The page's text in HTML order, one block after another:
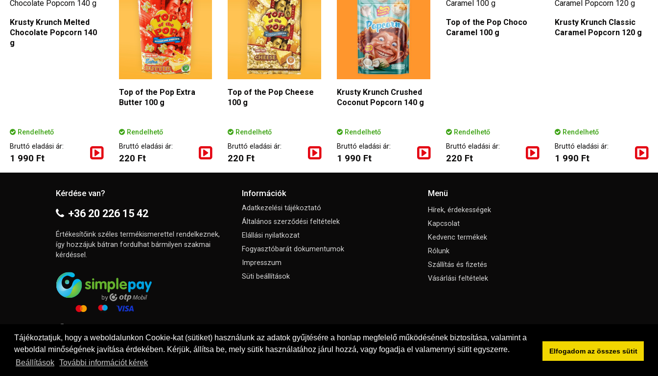
Tájékoztatjuk, hogy a weboldalunkon Cookie-kat (sütiket) használunk az adatok gyűjtésére a honlap megfelelő működésének biztosítása, valamint a
weboldal minőségének javítása érdekében. Kérjük, állítsa be, mely sütik használatához járul hozzá, vagy fogadja el valamennyi sütit egyszerre.
Beállítások
További információt kérek
Elfogadom az összes sütit
Krusty Krunch Melted
Chocolate Popcorn 140
g
Rendelhető
Bruttó eladási ár:
1 990 Ft
Top of the Pop Extra
Butter 100 g
Rendelhető
Bruttó eladási ár:
220 Ft
Top of the Pop Cheese
100 g
Rendelhető
Bruttó eladási ár:
220 Ft
Krusty Krunch Crushed
Coconut Popcorn 140 g
Rendelhető
Bruttó eladási ár:
1 990 Ft
Top of the Pop Choco
Caramel 100 g
Rendelhető
Bruttó eladási ár:
220 Ft
Krusty Krunch Classic
Caramel Popcorn 120 g
Rendelhető
Bruttó eladási ár:
1 990 Ft
Kérdése van?
+36 20 226 15 42
Értékesítőink széles termékismerettel rendelkeznek,
így hozzájuk bátran fordulhat bármilyen szakmai
kérdéssel.
Információk
Adatkezelési tájékoztató
Általános szerződési feltételek
Elállási nyilatkozat
Fogyasztóbarát dokumentumok
Impresszum
Süti beállítások
Menü
Hírek, érdekességek
Kapcsolat
Kedvenc termékek
Rólunk
Szállítás és fizetés
Vásárlási feltételek
© Copyright 2026Padola Kft.Minden jog fenntartva!